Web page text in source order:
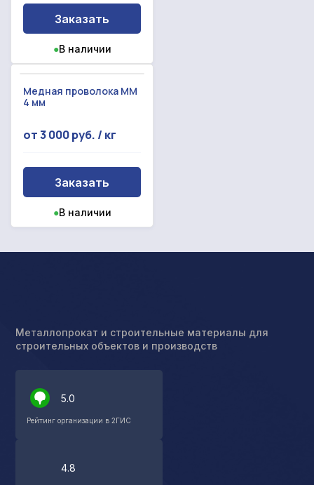
Заказать
●В наличии
Медная проволока ММ
4 мм
от 3 000 руб. / кг
Заказать
●В наличии
Металлопрокат и строительные материалы для
строительных объектов и производств
5.0
Рейтинг организации в 2ГИС
4.8